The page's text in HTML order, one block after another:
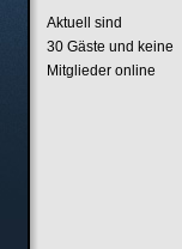
Aktuell sind
30 Gäste und keine
Mitglieder online